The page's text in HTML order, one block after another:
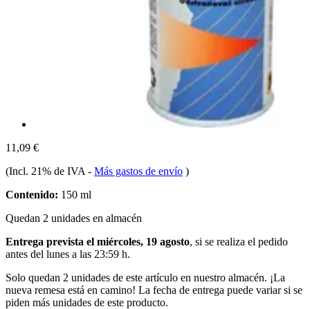
11,09 €
(Incl. 21% de IVA - Más gastos de envío )
Contenido: 150 ml
Quedan 2 unidades en almacén
Entrega prevista el miércoles, 19 agosto, si se realiza el pedido
antes del lunes a las 23:59 h.
Solo quedan 2 unidades de este artículo en nuestro almacén. ¡La
nueva remesa está en camino! La fecha de entrega puede variar si se
piden más unidades de este producto.